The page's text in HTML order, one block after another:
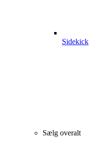
Sidekick
Sælg overalt